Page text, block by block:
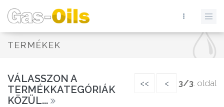
TERMÉKEK
<< < 3/3. oldal
VÁLASSZON A
TERMÉKKATEGÓRIÁK
KÖZÜL...